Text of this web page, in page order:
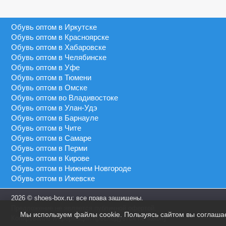
MEIGIANNAS
MEKO MELO
MIMOER
MOLO
MOMOTARI
NASIMUDA
NICOLETTA
OLADI
PALIAMENT
S&L
SAIWEN
41 - 45
41 - 46
45 - 50
46 - 48
46 - 49
46 - 50
Синий
Сиреневый
Темно-синий
Фиолетовый
Черный
Обувь оптом в Иркутске
Обувь оптом в Красноярске
Обувь оптом в Хабаровске
Обувь оптом в Челябинске
Обувь оптом в Уфе
Обувь оптом в Тюмени
Обувь оптом в Омске
Обувь оптом во Владивостоке
Обувь оптом в Улан-Удэ
Обувь оптом в Барнауле
Обувь оптом в Чите
Обувь оптом в Самаре
Обувь оптом в Перми
Обувь оптом в Кирове
Обувь оптом в Нижнем Новгороде
Обувь оптом в Ижевске
2026 © shoes-box.ru: все права защищены.
Копирование информации преследуется по закону
Мы используем файлы cookie. Пользуясь сайтом вы